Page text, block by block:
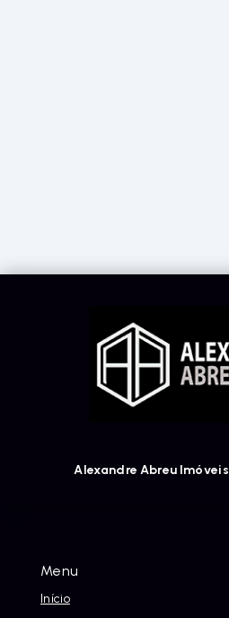
Menu
Início
Alexandre Abreu Imóveis